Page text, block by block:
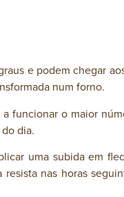
e podem chegar
num forno.
funcionar o maior
dia.
uma subida em
nas horas